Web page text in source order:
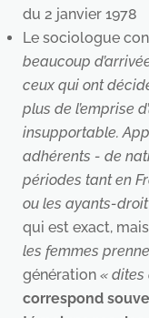
du 2 janvier 1978
Le sociologue
beaucoup
ceux qui ont
plus de l’emprise
insupportable.
adhérents - de
périodes tant en
ou les ayants-
qui est exact,
les femmes
génération « dites
correspond